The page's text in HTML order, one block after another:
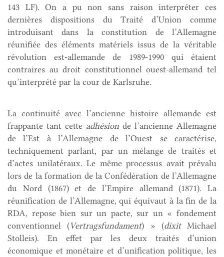
143 LF). On a pu non sans raison interpréter ces
dernières dispositions du Traité d’Union comme
introduisant dans la constitution de l’Allemagne
réunifiée des éléments matériels issus de la véritable
révolution est-allemande de 1989-1990 qui étaient
contraires au droit constitutionnel ouest-allemand tel
qu’interprété par la cour de Karlsruhe.
La continuité avec l’ancienne histoire allemande est
frappante tant cette adhésion de l’ancienne Allemagne
de l’Est à l’Allemagne de l’Ouest se caractérise,
techniquement parlant, par un mélange de traités et
d’actes unilatéraux. Le même processus avait prévalu
lors de la formation de la Confédération de l’Allemagne
du Nord (1867) et de l’Empire allemand (1871). La
réunification de l’Allemagne, qui équivaut à la fin de la
RDA, repose bien sur un pacte, sur un « fondement
conventionnel (Vertragsfundament) » (dixitMichael
Stolleis). En effet par les deux traités d’union
économique et monétaire et d’unification politique, les